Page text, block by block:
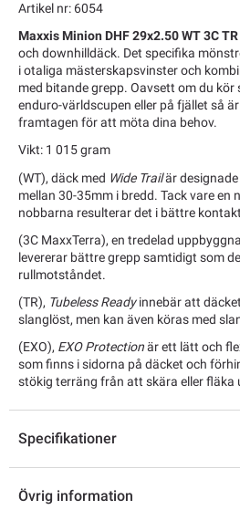
Artikel nr: 6054
Maxxis Minion DHF 29x2.50 WT 3C TR
och downhilldäck. Det specifika
i otaliga mästerskapsvinster och
med bitande grepp. Oavsett om du kör
enduro-världscupen eller på fjället så
framtagen för att möta dina behov.
Vikt: 1 015 gram
(WT), däck med Wide Trailär
mellan 30-35mm i bredd. Tack vare en
nobbarna resulterar det i bättre
(3C MaxxTerra), en tredelad
levererar bättre grepp samtidigt som
rullmotståndet.
(TR), Tubeless Readyinnebär att
slanglöst, men kan även köras med
(EXO), EXO Protectionär ett lätt och
som finns i sidorna på däcket och
stökig terräng från att skära eller fläka
Specifikationer
Övrig information